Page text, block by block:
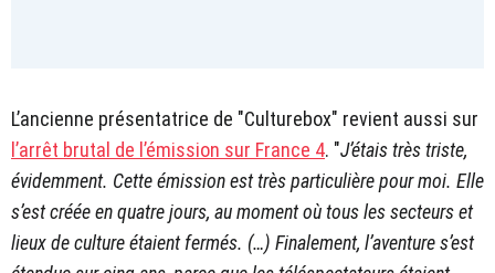
L’ancienne présentatrice de "Culturebox" revient aussi sur
l’arrêt brutal de l’émission sur France 4. "J’étais très triste,
évidemment. Cette émission est très particulière pour moi. Elle
s’est créée en quatre jours, au moment où tous les secteurs et
lieux de culture étaient fermés. (…) Finalement, l’aventure s’est